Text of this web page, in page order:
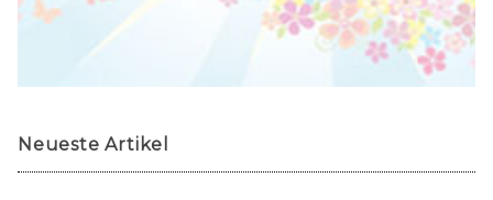
Neueste Artikel